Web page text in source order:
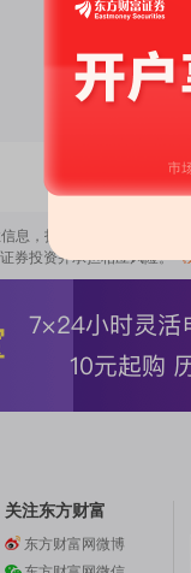
息，扰乱证券市场；2.用
券投资并承担相应风险。《
关注东方财富
东方财富网微博